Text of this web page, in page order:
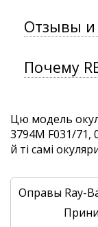
Отзывы
Почему
Цю модель
3794M F031/71,
й ті самі
Оправы Ray-